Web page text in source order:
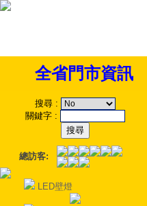
全省門市資訊
搜尋 :
關鍵字 :
總訪客:
LED壁燈